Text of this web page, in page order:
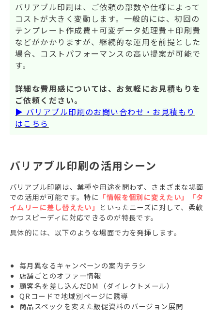
バリアブル印刷は、ご依頼の部数や仕様によって
コストが大きく変動します。一般的には、初回の
テンプレート作成費＋可変データ処理費＋印刷費
などがかかりますが、継続的な運用を前提とした
場合、コストパフォーマンスの高い提案が可能で
す。
詳細な費用感については、お気軽にお見積もりを
ご依頼ください。
▶ バリアブル印刷のお問い合わせ・お見積もり
はこちら
バリアブル印刷の活用シーン
バリアブル印刷は、業種や用途を問わず、さまざまな場面
での活用が可能です。特に 「情報を個別に変えたい」「タ
イムリーに差し替えたい」
といったニーズに対して、柔軟
かつスピーディに対応できるのが特長です。
具体的には、以下のような場面で力を発揮します。
毎月異なるキャンペーンの案内チラシ
店舗ごとのオファー情報
顧客名を差し込んだDM（ダイレクトメール）
QRコードで地域別ページに誘導
商品スペックを変えた販促資料のバージョン展開